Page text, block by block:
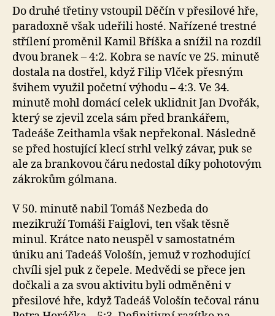
Do druhé třetiny vstoupil Děčín v přesilové hře,
paradoxně však udeřili hosté. Nařízené trestné
střílení proměnil Kamil Bříška a snížil na rozdíl
dvou branek – 4:2. Kobra se navíc ve 25. minutě
dostala na dostřel, když Filip Vlček přesným
švihem využil početní výhodu – 4:3. Ve 34.
minutě mohl domácí celek uklidnit Jan Dvořák,
který se zjevil zcela sám před brankářem,
Tadeáše Zeithamla však nepřekonal. Následně
se před hostující klecí strhl velký závar, puk se
ale za brankovou čáru nedostal díky pohotovým
zákrokům gólmana.
V 50. minutě nabil Tomáš Nezbeda do
mezikruží Tomáši Faiglovi, ten však těsně
minul. Krátce nato neuspěl v samostatném
úniku ani Tadeáš Vološín, jemuž v rozhodující
chvíli sjel puk z čepele. Medvědi se přece jen
dočkali a za svou aktivitu byli odměněni v
přesilové hře, když Tadeáš Vološín tečoval ránu